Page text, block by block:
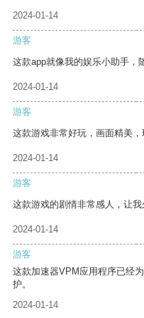
2024-01-14
游客
这款app就像我的娱乐小助手，
2024-01-14
游客
这款游戏非常好玩，画面精美，
2024-01-14
游客
这款游戏的剧情非常感人，让我
2024-01-14
游客
这款加速器VPM应用程序已经
护。
2024-01-14